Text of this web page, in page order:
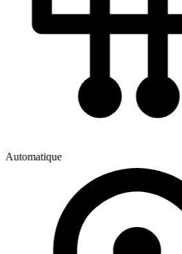
Automatique